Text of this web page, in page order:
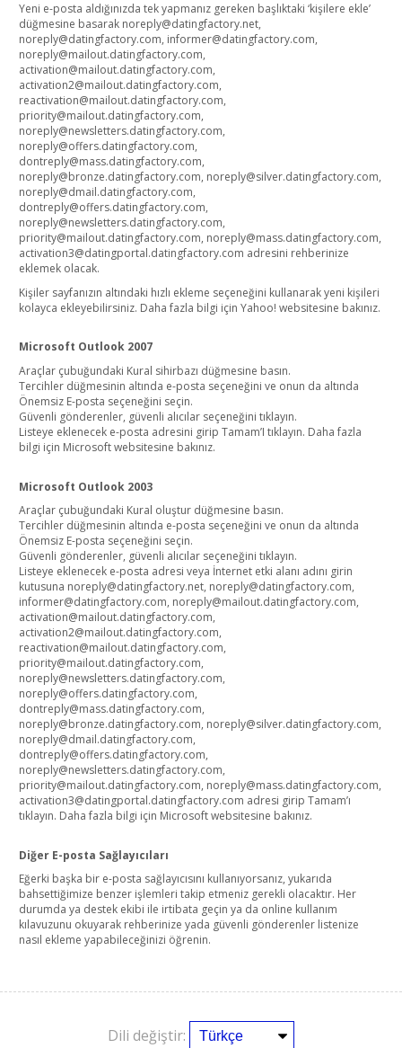
Yeni e-posta aldığınızda tek yapmanız gereken başlıktaki ‘kişilere ekle’
düğmesine basarak noreply@datingfactory.net,
noreply@datingfactory.com, informer@datingfactory.com,
noreply@mailout.datingfactory.com,
activation@mailout.datingfactory.com,
activation2@mailout.datingfactory.com,
reactivation@mailout.datingfactory.com,
priority@mailout.datingfactory.com,
noreply@newsletters.datingfactory.com,
noreply@offers.datingfactory.com,
dontreply@mass.datingfactory.com,
noreply@bronze.datingfactory.com, noreply@silver.datingfactory.com,
noreply@dmail.datingfactory.com,
dontreply@offers.datingfactory.com,
noreply@newsletters.datingfactory.com,
priority@mailout.datingfactory.com, noreply@mass.datingfactory.com,
activation3@datingportal.datingfactory.com adresini rehberinize
eklemek olacak.
Kişiler sayfanızın altındaki hızlı ekleme seçeneğini kullanarak yeni kişileri
kolayca ekleyebilirsiniz. Daha fazla bilgi için Yahoo! websitesine bakınız.
Microsoft Outlook 2007
Araçlar çubuğundaki Kural sihirbazı düğmesine basın.
Tercihler düğmesinin altında e-posta seçeneğini ve onun da altında
Önemsiz E-posta seçeneğini seçin.
Güvenli gönderenler, güvenli alıcılar seçeneğini tıklayın.
Listeye eklenecek e-posta adresini girip Tamam’I tıklayın. Daha fazla
bilgi için Microsoft websitesine bakınız.
Microsoft Outlook 2003
Araçlar çubuğundaki Kural oluştur düğmesine basın.
Tercihler düğmesinin altında e-posta seçeneğini ve onun da altında
Önemsiz E-posta seçeneğini seçin.
Güvenli gönderenler, güvenli alıcılar seçeneğini tıklayın.
Listeye eklenecek e-posta adresi veya İnternet etki alanı adını girin
kutusuna noreply@datingfactory.net, noreply@datingfactory.com,
informer@datingfactory.com, noreply@mailout.datingfactory.com,
activation@mailout.datingfactory.com,
activation2@mailout.datingfactory.com,
reactivation@mailout.datingfactory.com,
priority@mailout.datingfactory.com,
noreply@newsletters.datingfactory.com,
noreply@offers.datingfactory.com,
dontreply@mass.datingfactory.com,
noreply@bronze.datingfactory.com, noreply@silver.datingfactory.com,
noreply@dmail.datingfactory.com,
dontreply@offers.datingfactory.com,
noreply@newsletters.datingfactory.com,
priority@mailout.datingfactory.com, noreply@mass.datingfactory.com,
activation3@datingportal.datingfactory.com adresi girip Tamam’ı
tıklayın. Daha fazla bilgi için Microsoft websitesine bakınız.
Diğer E-posta Sağlayıcıları
Eğerki başka bir e-posta sağlayıcısını kullanıyorsanız, yukarıda
bahsettiğimize benzer işlemleri takip etmeniz gerekli olacaktır. Her
durumda ya destek ekibi ile irtibata geçin ya da online kullanım
kılavuzunu okuyarak rehberinize yada güvenli gönderenler listenize
nasıl ekleme yapabileceğinizi öğrenin.
Dili değiştir: